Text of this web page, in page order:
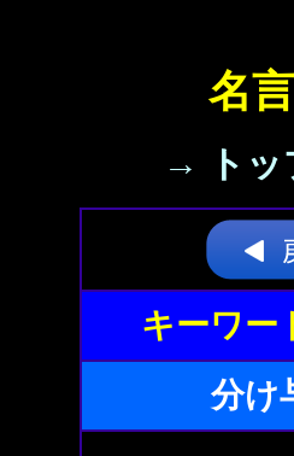
名
→ トッ
キーワー
分け